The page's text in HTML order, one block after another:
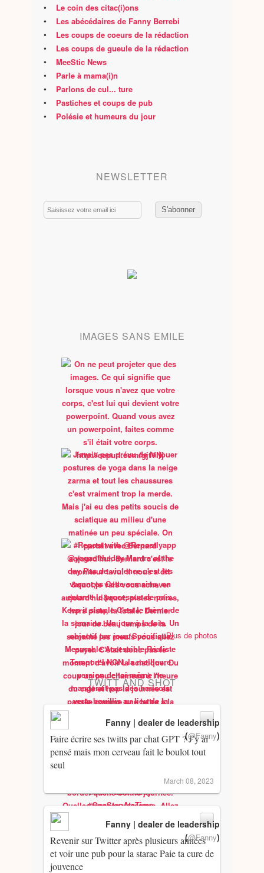
• Le coin des citac(i)ons
• Les abécédaires de Fanny Berrebi
• Les coups de coeurs de la rédaction
• Les coups de gueule de la rédaction
• MeeStic News
• Parle à mama(i)n
• Parlons de cul... ture
• Pastiches et coups de pub
• Polésie et humeurs du jour
NEWSLETTER
Email
IMAGES SANS EMILE
Plus de photos
TWITT AND SHOT
Faire écrire ses twitts par chat GPT ? J’y ai
pensé mais mon cerveau fait le boulot tout
seul
Fanny | dealer de leadership
(@Fanny)
March 08, 2023
Revenir sur Twitter après plusieurs années
et voir une pub pour la starac Paie ta cure de
jouvence
Fanny | dealer de leadership
(@Fanny)